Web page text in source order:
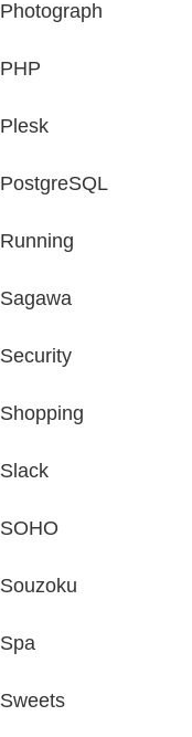
Photograph
PHP
Plesk
PostgreSQL
Running
Sagawa
Security
Shopping
Slack
SOHO
Souzoku
Spa
Sweets